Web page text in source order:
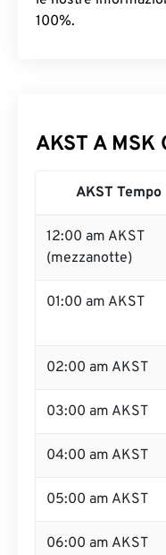
100%.
AKST A MSK
AKST Tempo
12:00 am AKST
(mezzanotte)
01:00 am AKST
02:00 am AKST
03:00 am AKST
04:00 am AKST
05:00 am AKST
06:00 am AKST